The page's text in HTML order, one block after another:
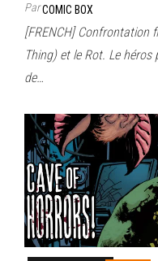
ParCOMIC BOX
[FRENCH] Confrontation
Thing) et le Rot. Le
de…